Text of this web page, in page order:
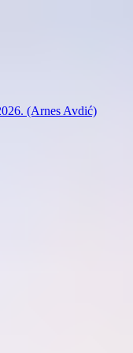
(Arnes Avdić)